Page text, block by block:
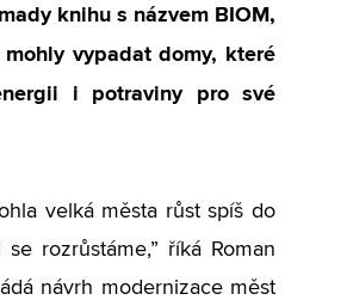
knihu s názvem BIOM,
vypadat domy, které
i potraviny pro své
velká města růst spíš do
rozrůstáme,” říká Roman
návrh modernizace měst